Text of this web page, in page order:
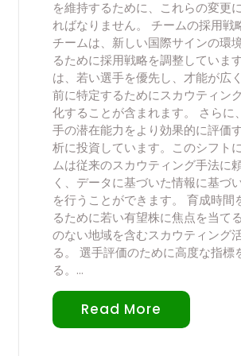
を維持するために、これらの変更
ればなりません。 チームの採用戦
チームは、新しい国際サインの環
るために採用戦略を調整していま
は、若い選手を優先し、才能が広
前に特定するためにスカウティン
化することが含まれます。 さらに
手の潜在能力をより効果的に評価
析に投資しています。このシフト
ムは従来のスカウティング手法に
く、データに基づいた情報に基づ
を行うことができます。 育成時間
るために若い有望株に焦点を当て
のない地域を含むスカウティング
る。 選手評価のために高度な指標
る。…
Read More